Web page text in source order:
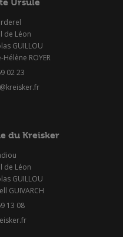
de Léon
GUILLOU
ROYER
02 23
du Kreisker
de Léon
GUILLOU
GUIVARCH
13 08